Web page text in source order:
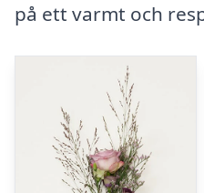
på ett varmt och